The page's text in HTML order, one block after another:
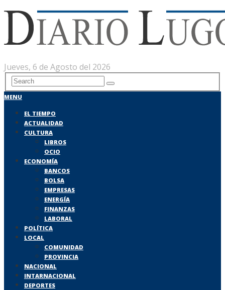
Jueves, 6 de Agosto del 2026
MENU
EL TIEMPO
ACTUALIDAD
CULTURA
LIBROS
OCIO
ECONOMÍA
BANCOS
BOLSA
EMPRESAS
ENERGÍA
FINANZAS
LABORAL
POLÍTICA
LOCAL
COMUNIDAD
PROVINCIA
NACIONAL
INTARNACIONAL
DEPORTES